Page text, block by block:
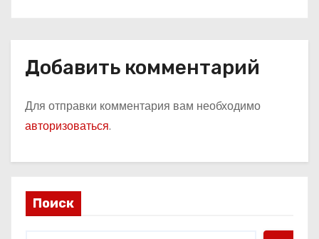
Добавить комментарий
Для отправки комментария вам необходимо
авторизоваться.
Поиск